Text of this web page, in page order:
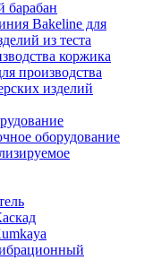
барабан
Bakeline для
из теста
коржика
производства
изделий
оборудование